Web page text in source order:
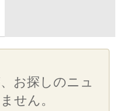
お探しのニュ
せん。